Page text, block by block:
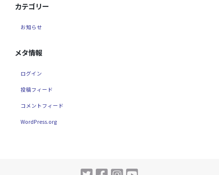
カテゴリー
お知らせ
メタ情報
ログイン
投稿フィード
コメントフィード
WordPress.org